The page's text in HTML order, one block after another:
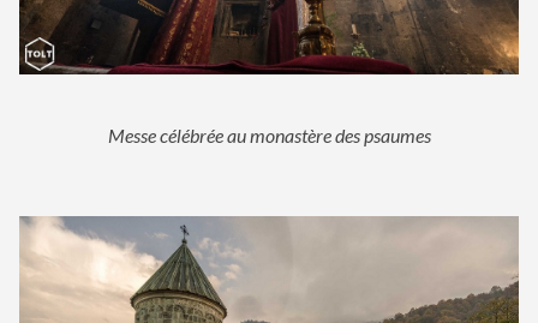
Messe célébrée au monastère des psaumes